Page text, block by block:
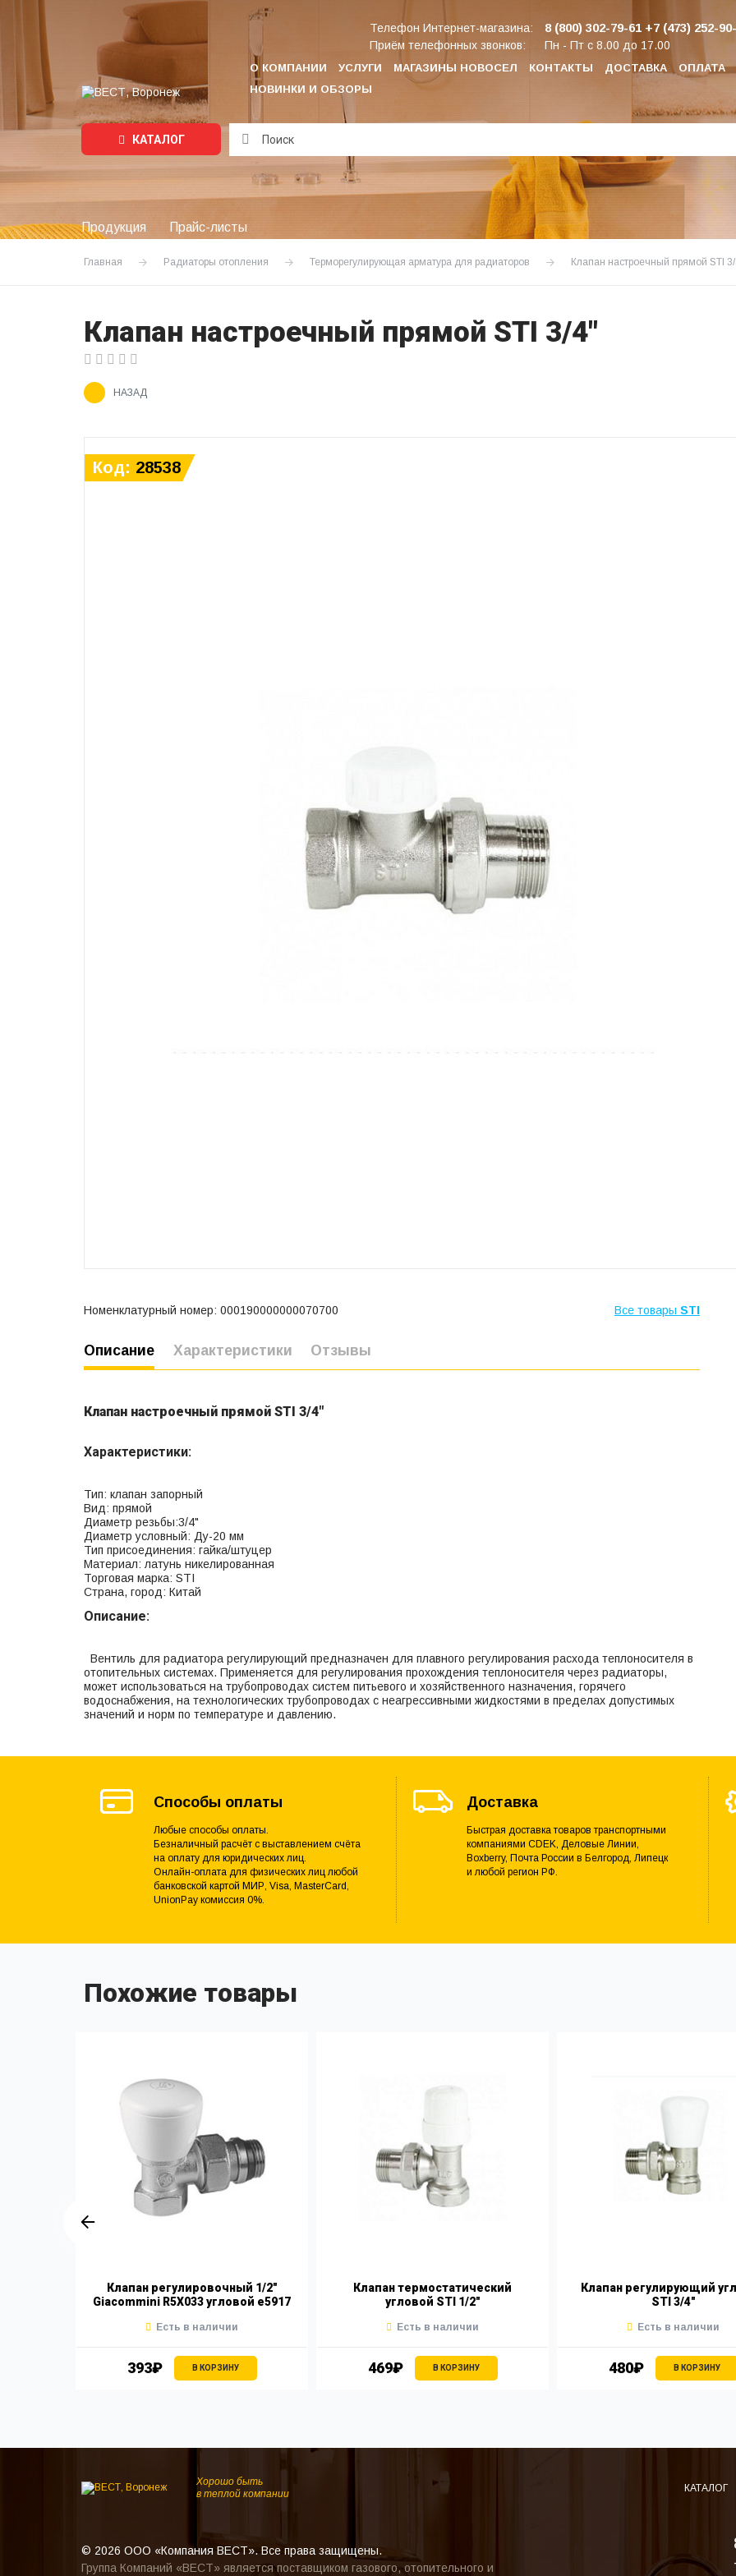
О КОМПАНИИ УСЛУГИ МАГАЗИНЫ НОВОСЕЛ КОНТАКТЫ ДОСТАВКА ОПЛАТА
НОВИНКИ И ОБЗОРЫ
Телефон Интернет-магазина: 8 (800) 302-79-61 +7 (473) 252-
Приём телефонных звонков: Пн - Пт с 8.00 до 17.00
КАТАЛОГ
Подождите...
Продукция Прайс-листы
Главная Радиаторы отопления Терморегулирующая арматура для радиаторов Клапан настроечный прямой STI
Клапан настроечный прямой STI 3/4"
НАЗАД
Код: 28538
Номенклатурный номер: 000190000000070700 Все товары STI
Описание Характеристики Отзывы
Клапан настроечный прямой STI 3/4"
Характеристики:
Тип: клапан запорный
Вид: прямой
Диаметр резьбы:3/4"
Диаметр условный: Ду-20 мм
Тип присоединения: гайка/штуцер
Материал: латунь никелированная
Торговая марка: STI
Страна, город: Китай
Описание:
Вентиль для радиатора регулирующий предназначен для плавного регулирования расхода теплоносителя в
отопительных системах. Применяется для регулирования прохождения теплоносителя через радиаторы,
может использоваться на трубопроводах систем питьевого и хозяйственного назначения, горячего
водоснабжения, на технологических трубопроводах с неагрессивными жидкостями в пределах допустимых
значений и норм по температуре и давлению.
Способы оплаты
Любые способы оплаты.
Безналичный расчёт с выставлением счёта
на оплату для юридических лиц.
Онлайн-оплата для физических лиц любой
банковской картой МИР, Visa, MasterCard,
UnionPay комиссия 0%.
Доставка
Быстрая доставка товаров транспортными
компаниями CDEK, Деловые Линии,
Boxberry, Почта России в Белгород, Липецк
и любой регион РФ.
Похожие товары
Клапан регулировочный 1/2"
Giacommini R5X033 угловой е5917
393₽ В КОРЗИНУ
Есть в наличии
Клапан термостатический
угловой STI 1/2"
469₽ В КОРЗИНУ
Есть в наличии
Клапан регулирующий
STI 3/4"
480₽ В КОРЗИНУ
Есть в наличии
Хорошо быть
в теплой компании
КАТАЛОГ
© 2026 ООО «Компания ВЕСТ». Все права защищены.
Группа Компаний «ВЕСТ» является поставщиком газового, отопительного и